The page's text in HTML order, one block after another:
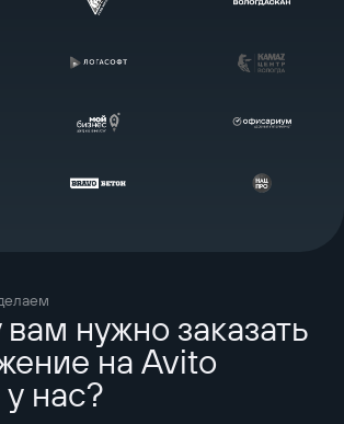
нужно заказать
на Avito
нас?